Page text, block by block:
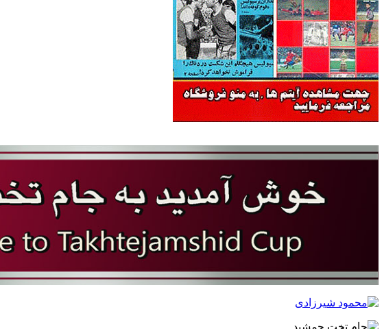
وبسایت جام تخت جمشید 2 هادی نراقی
سایت جام تخت جمشید